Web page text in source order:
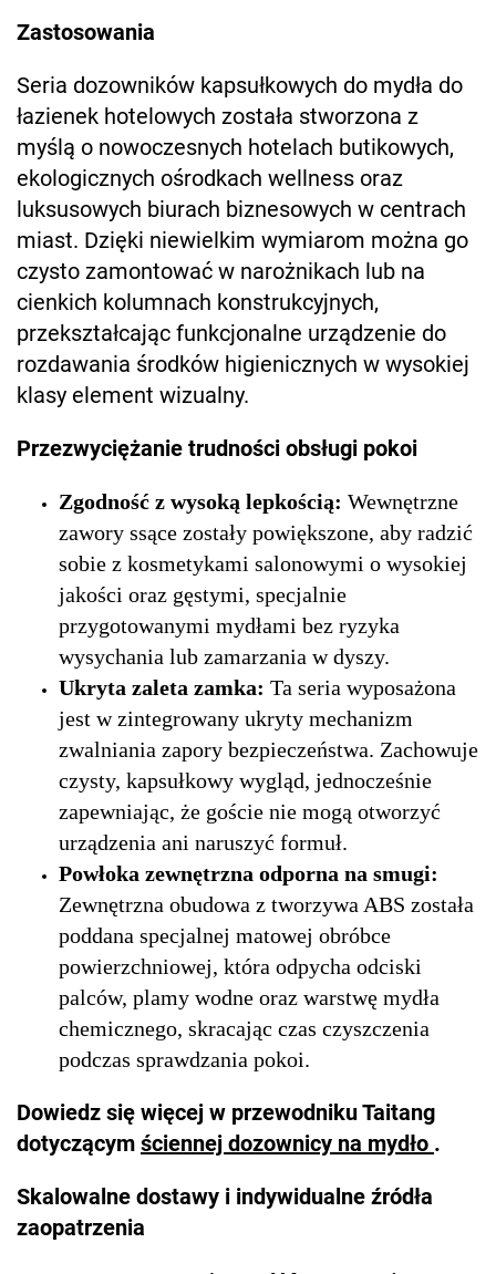
Zastosowania
Seria dozowników kapsułkowych do mydła do
łazienek hotelowych została stworzona z
myślą o nowoczesnych hotelach butikowych,
ekologicznych ośrodkach wellness oraz
luksusowych biurach biznesowych w centrach
miast. Dzięki niewielkim wymiarom można go
czysto zamontować w narożnikach lub na
cienkich kolumnach konstrukcyjnych,
przekształcając funkcjonalne urządzenie do
rozdawania środków higienicznych w wysokiej
klasy element wizualny.
Przezwyciężanie trudności obsługi pokoi
Zgodność z wysoką lepkością: Wewnętrzne
zawory ssące zostały powiększone, aby radzić
sobie z kosmetykami salonowymi o wysokiej
jakości oraz gęstymi, specjalnie
przygotowanymi mydłami bez ryzyka
wysychania lub zamarzania w dyszy.
Ukryta zaleta zamka: Ta seria wyposażona
jest w zintegrowany ukryty mechanizm
zwalniania zapory bezpieczeństwa. Zachowuje
czysty, kapsułkowy wygląd, jednocześnie
zapewniając, że goście nie mogą otworzyć
urządzenia ani naruszyć formuł.
Powłoka zewnętrzna odporna na smugi:
Zewnętrzna obudowa z tworzywa ABS została
poddana specjalnej matowej obróbce
powierzchniowej, która odpycha odciski
palców, plamy wodne oraz warstwę mydła
chemicznego, skracając czas czyszczenia
podczas sprawdzania pokoi.
Dowiedz się więcej w przewodniku Taitang
dotyczącym ściennej dozownicy na mydło .
Skalowalne dostawy i indywidualne źródła
zaopatrzenia